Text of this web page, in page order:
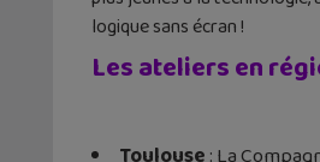
logique sans écran !
Les ateliers en